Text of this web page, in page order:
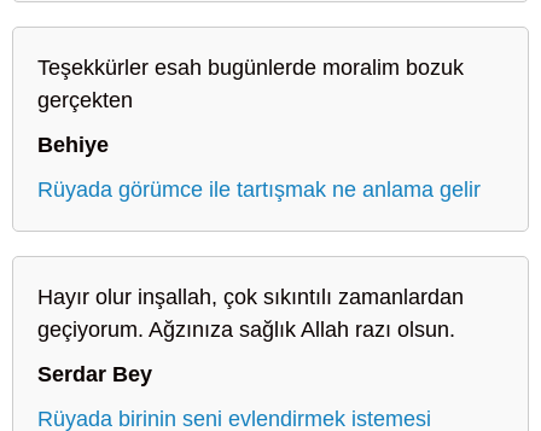
Teşekkürler esah bugünlerde moralim bozuk
gerçekten
Behiye
Rüyada görümce ile tartışmak ne anlama gelir
Hayır olur inşallah, çok sıkıntılı zamanlardan
geçiyorum. Ağzınıza sağlık Allah razı olsun.
Serdar Bey
Rüyada birinin seni evlendirmek istemesi